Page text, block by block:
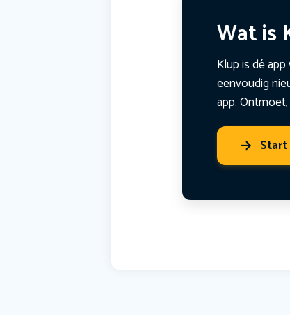
Wat is
Klup is dé
eenvoudig
app.